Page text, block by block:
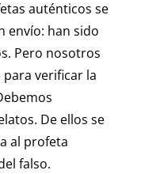
auténticos se
envío: han sido
Pero nosotros
verificar la
De ellos se
al profeta
falso.